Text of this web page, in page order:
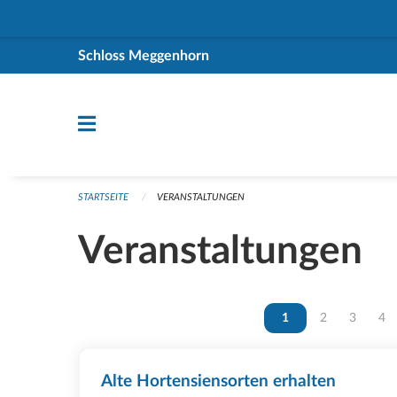
Schloss Meggenhorn
STARTSEITE VERANSTALTUNGEN
Veranstaltungen
Vous êtes sur la page
1 Vous êtes sur
2 Vous
3 4
Alte Hortensiensorten erhalten